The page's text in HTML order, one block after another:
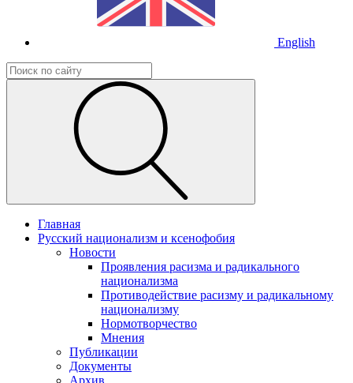
English
Главная
Русский национализм и ксенофобия
Новости
Проявления расизма и радикального
национализма
Противодействие расизму и радикальному
национализму
Нормотворчество
Мнения
Публикации
Документы
Архив